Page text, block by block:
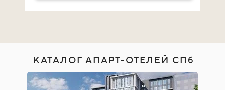
КАТАЛОГ АПАРТ-ОТЕЛЕЙ СПб